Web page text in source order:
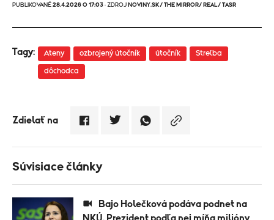
PUBLIKOVANÉ 28.4.2026 O 17:03 · ZDROJ NOVINY.SK/ THE MIRROR/ REAL/ TASR
Tagy: Ateny ozbrojený útočník útočník Streľba
dôchodca
Zdielať na
Súvisiace články
NKÚ. Prezident podľa nej míňa milióny